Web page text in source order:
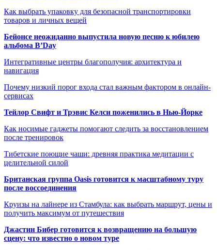
Как выбрать упаковку для безопасной транспортировки
товаров и личных вещей
Бейонсе неожиданно выпустила новую песню к юбилею
альбома B’Day
Интегративные центры благополучия: архитектура и
навигация
Почему низкий порог входа стал важным фактором в онлайн-
сервисах
Тейлор Свифт и Трэвис Келси поженились в Нью-Йорке
Как носимые гаджеты помогают следить за восстановлением
после тренировок
Тибетские поющие чаши: древняя практика медитации с
целительной силой
Британская группа Oasis готовится к масштабному туру
после воссоединения
Круизы на лайнере из Стамбула: как выбрать маршрут, цены и
получить максимум от путешествия
Джастин Бибер готовится к возвращению на большую
сцену: что известно о новом туре